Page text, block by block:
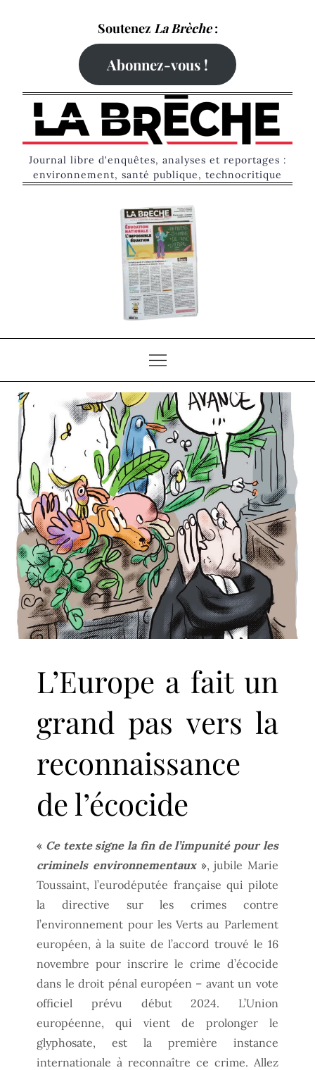
Soutenez La Brèche:
Abonnez-vous !
Journal libre d'enquêtes, analyses et reportages :
environnement, santé publique, technocritique
L’Europe a fait un
grand pas vers la
reconnaissance
de l’écocide
« Ce texte signe la fin de l’impunité pour les
criminels environnementaux», jubile Marie
Toussaint, l’eurodéputée française qui pilote
la directive sur les crimes contre
l’environnement pour les Verts au Parlement
européen, à la suite de l’accord trouvé le 16
novembre pour inscrire le crime d’écocide
dans le droit pénal européen – avant un vote
officiel prévu début 2024. L’Union
européenne, qui vient de prolonger le
glyphosate, est la première instance
internationale à reconnaître ce crime. Allez